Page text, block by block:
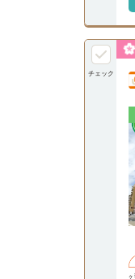
チェック